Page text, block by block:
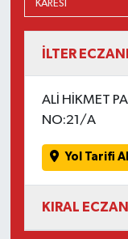
İLTER
ALİ HİKMET
NO:21/A
Yol Tarifi Al
KIRAL
Savaştepe
SEYAHAT
SİYASET
Sındırgı
SPOR